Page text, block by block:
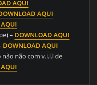
AQUI
AQUI
– DOWNLOAD AQUI
DOWNLOAD AQUI
não não com v.i.l.l de